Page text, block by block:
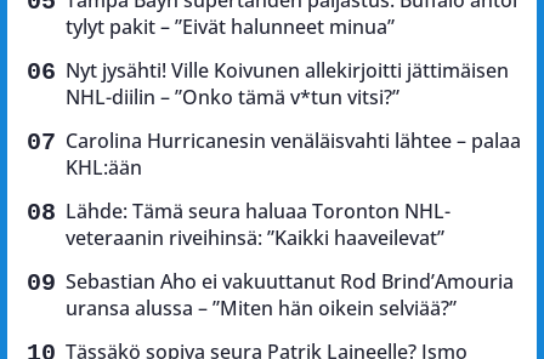
tylyt pakit – ”Eivät halunneet minua”
Nyt jysähti! Ville Koivunen allekirjoitti jättimäisen
NHL-diilin – ”Onko tämä v*tun vitsi?”
Carolina Hurricanesin venäläisvahti lähtee – palaa
KHL:ään
Lähde: Tämä seura haluaa Toronton NHL-
veteraanin riveihinsä: ”Kaikki haaveilevat”
Sebastian Aho ei vakuuttanut Rod Brind’Amouria
uransa alussa – ”Miten hän oikein selviää?”
Tässäkö sopiva seura Patrik Laineelle? Ismo